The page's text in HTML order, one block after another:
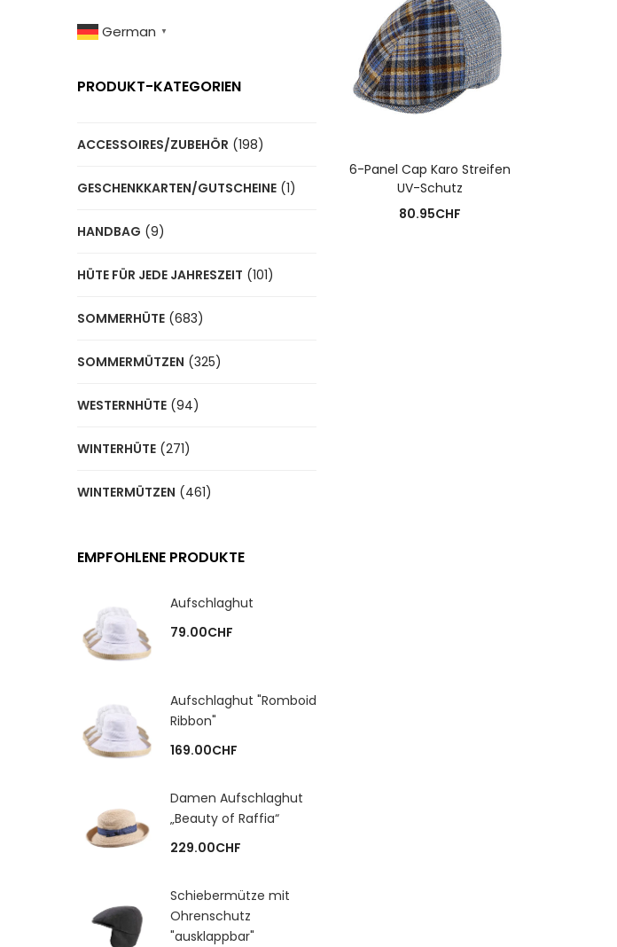
6-Panel Cap Karo Streifen
UV-Schutz
80.95CHF
German ▼
PRODUKT-KATEGORIEN
ACCESSOIRES/ZUBEHÖR (198)
GESCHENKKARTEN/GUTSCHEINE (1)
HANDBAG (9)
HÜTE FÜR JEDE JAHRESZEIT (101)
SOMMERHÜTE (683)
SOMMERMÜTZEN (325)
WESTERNHÜTE (94)
WINTERHÜTE (271)
WINTERMÜTZEN (461)
EMPFOHLENE PRODUKTE
Aufschlaghut
79.00CHF
Aufschlaghut "Romboid
Ribbon"
169.00CHF
Damen Aufschlaghut
„Beauty of Raffia“
229.00CHF
Schiebermütze mit
Ohrenschutz
"ausklappbar"